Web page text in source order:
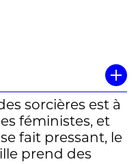
sorcières est à
féministes, et
fait pressant, le
prend des